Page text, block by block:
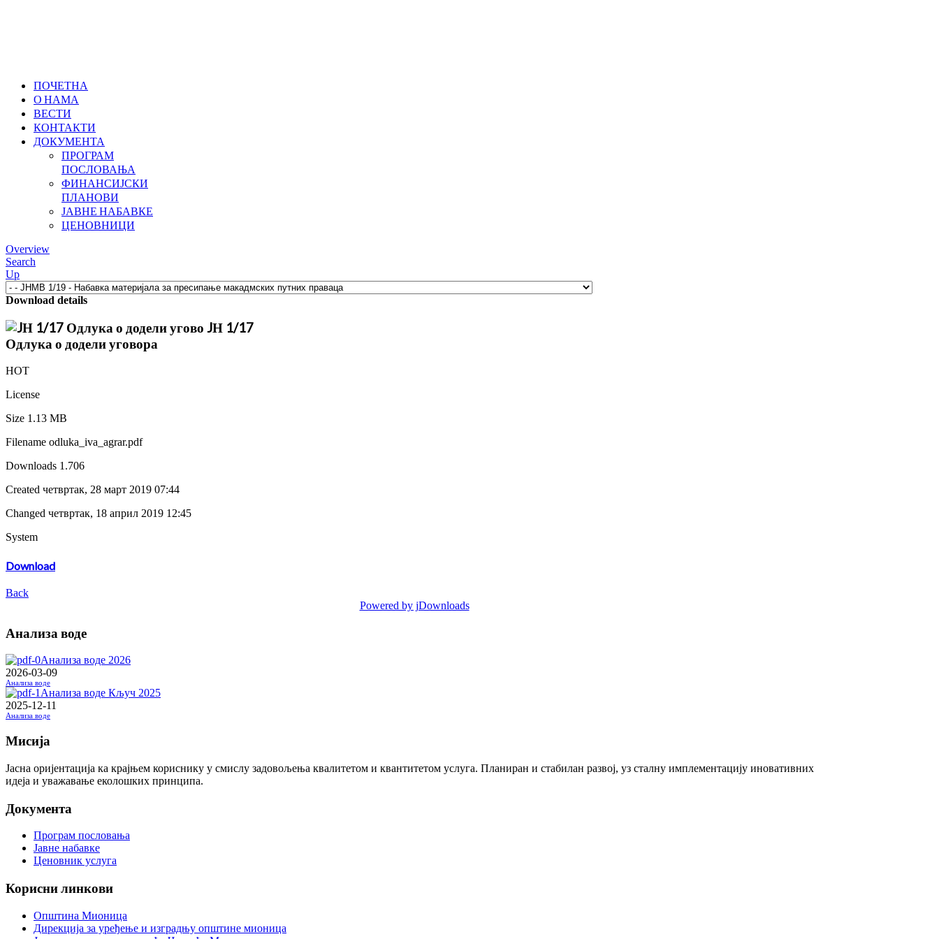
ПОЧЕТНА
О НАМА
ВЕСТИ
КОНТАКТИ
ДОКУМЕНТА
ПРОГРАМ
ПОСЛОВАЊА
ФИНАНСИЈСКИ
ПЛАНОВИ
ЈАВНЕ НАБАВКЕ
ЦЕНОВНИЦИ
Overview
Search
Up
Download details
JН 1/17
Одлука о додели уговора
HOT
License
Size 1.13 MB
Filename odluka_iva_agrar.pdf
Downloads 1.706
Created четвртак, 28 март 2019 07:44
Changed четвртак, 18 април 2019 12:45
System
Download
Back
Powered by jDownloads
Анализа воде
Анализа воде 2026
2026-03-09
Анализа воде
Анализа воде Кључ 2025
2025-12-11
Анализа воде
Мисија
Јасна оријентација ка крајњем кориснику у смислу задовољења квалитетом и квантитетом услуга. Планиран и стабилан развој, уз сталну имплементацију иновативних
идеја и уважавање еколошких принципа.
Документа
Програм пословања
Јавне набавке
Ценовник услуга
Корисни линкови
Општина Мионица
Дирекција за уређење и изградњу општине мионица